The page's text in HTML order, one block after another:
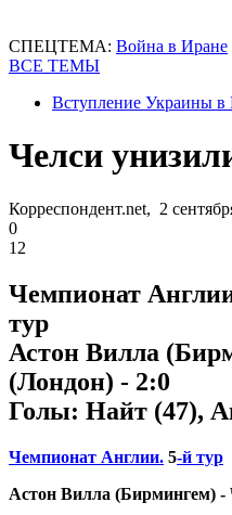
СПЕЦТЕМА: Война в Иране
ВСЕ ТЕМЫ
Вступление Украины в
Челси
Корреспондент.net, 2
0
12
Чемпионат
тур
Астон Вилла
(Лондон) - 2:0
Голы: Найт (47),
Чемпионат Англии. 5-й тур
Астон Вилла (Бирмингем) -